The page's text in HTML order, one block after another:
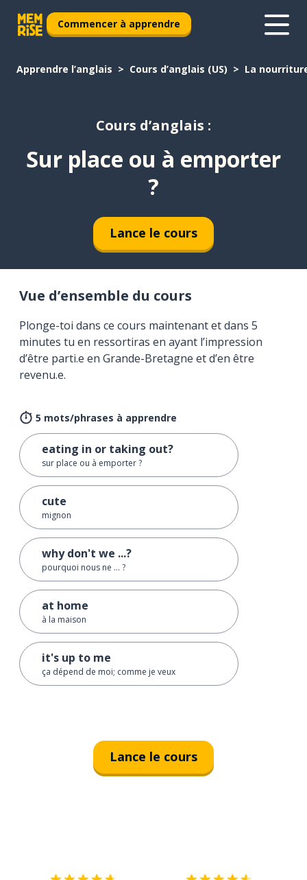
Commencer à apprendre
Apprendre l’anglais Cours d’anglais (US) La
Cours d’anglais :
Sur place ou à emporter
?
Lance le cours
Vue d’ensemble du cours
Plonge-toi dans ce cours maintenant et dans 5
minutes tu en ressortiras en ayant l’impression
d’être parti.e en Grande-Bretagne et d’en être
revenu.e.
5 mots/phrases à apprendre
eating in or taking out?
sur place ou à emporter ?
cute
mignon
why don't we ...?
pourquoi nous ne ... ?
at home
à la maison
it's up to me
ça dépend de moi; comme je veux
Lance le cours